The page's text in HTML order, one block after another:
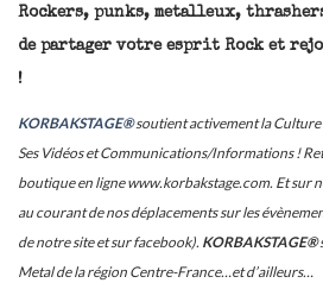
Rockers, punks, metalleux,
de partager votre esprit Rock et
!
KORBAKSTAGE®soutient activement la Culture
Ses Vidéos et Communications/Informations !
boutique en ligne www.korbakstage.com. Et sur
au courant de nos déplacements sur les
de notre site et sur facebook). KORBAKSTAGE®
Metal de la région Centre-France…et d’ailleurs…